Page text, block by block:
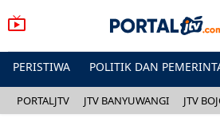
PERISTIWA POLITIK DAN
PORTALJTV JTV BANYUWANGI JTV